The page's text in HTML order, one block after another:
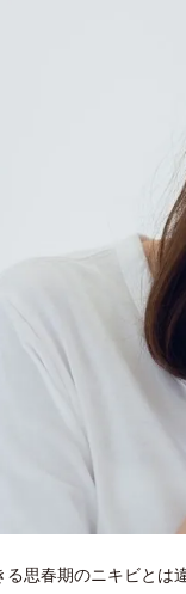
思春期のニキビと